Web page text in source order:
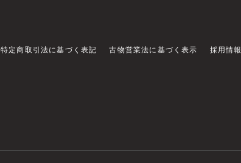
特定商取引法に基づく表記 古物営業法に基づく表示 採用情報